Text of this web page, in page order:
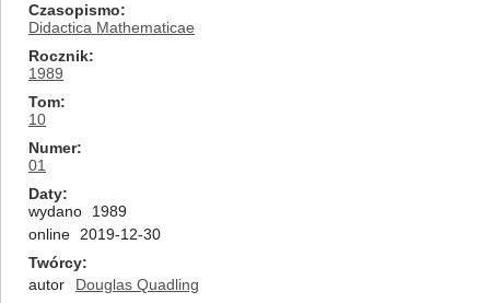
Czasopismo
Didactica Mathematicae
Rocznik
1989
Tom
10
Numer
01
Daty
wydano
1989
online
2019-12-30
Twórcy
autor
Douglas Quadling